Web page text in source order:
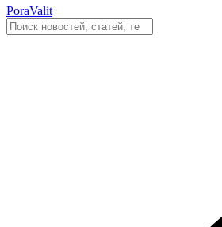
PoraValit